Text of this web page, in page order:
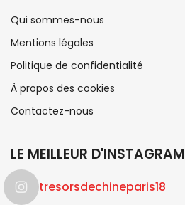
Qui sommes-nous
Mentions légales
Politique de confidentialité
À propos des cookies
Contactez-nous
LE MEILLEUR D'INSTAGRAM
tresorsdechineparis18